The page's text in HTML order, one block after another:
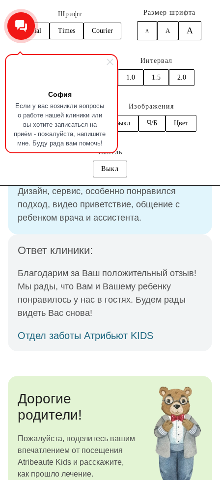
София
Если у вас возникли вопросы
о работе нашей клиники или
вы хотите записаться на
приём - пожалуйста, напишите
мне. Буду рада вам помочь!
Шрифт
Arial Times Courier
Размер шрифта
A A A
Интервал
1.0 1.5 2.0
Цвет
C C C C C
Изображения
Выкл Ч/Б Цвет
Панель
Выкл
Политова Оливия
ОтзывПолитова Оливия
17.07.2024
Дизайн, сервис, особенно понравился
подход, видео приветствие, общение с
ребенком врача и ассистента.
Ответ клиники:
Благодарим за Ваш положительный отзыв!
Мы рады, что Вам и Вашему ребенку
понравилось у нас в гостях. Будем рады
видеть Вас снова!
Отдел заботы Атрибьют KIDS
Дорогие
родители!
Пожалуйста, поделитесь вашим
впечатлением от посещения
Atribeaute Kids и расскажите,
как прошло лечение.